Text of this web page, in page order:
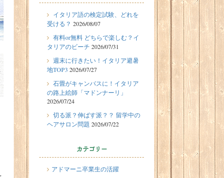
有料or無料 どちらで楽しむ？イタ
リアのビーチ
フィレンツェに1週間の語学留学を
談
2026/07/27
週末に行きたい！イタリア避暑地
TOP3
2026/07/24
石畳がキャンバスに！イタリアの
2026/07/22
切る派？伸ばす派？？ 留学中のヘ
イタリア語の検定試験、どれを
受ける？ 2026/08/07
有料or無料 どちらで楽しむ？イ
タリアのビーチ 2026/07/31
週末に行きたい！イタリア避暑
地TOP3 2026/07/27
石畳がキャンバスに！イタリア
の路上絵師「マドンナーリ」
2026/07/24
切る派？伸ばす派？？ 留学中の
ヘアサロン問題 2026/07/22
カテゴリー
アドマーニ卒業生の活躍